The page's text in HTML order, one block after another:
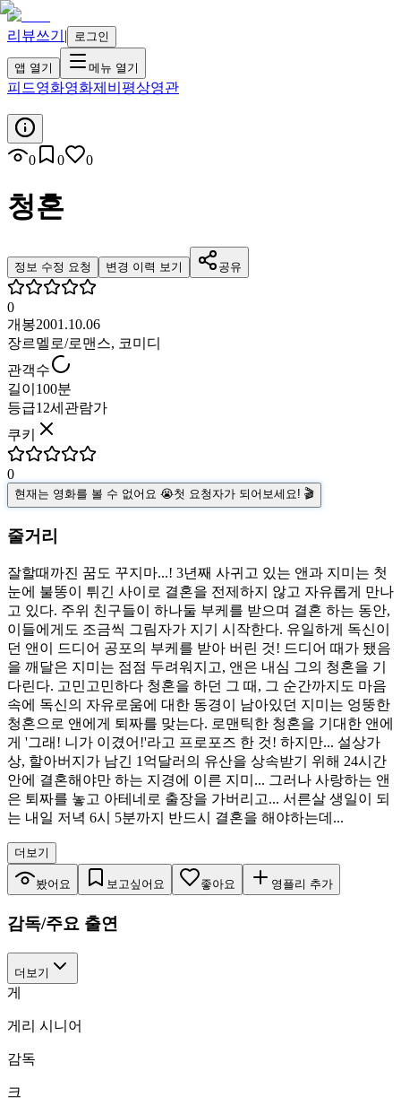
리뷰쓰기 | 로그인
앱 열기 메뉴 열기
피드영화영화제 비평상영관
0 0 0
청혼
정보 수정 요청 변경 이력 보기 공유
0
개봉2001.10.06
장르멜로/로맨스, 코미디
관객수
길이 100분
등급12세관람가
쿠키
0
현재는 영화를 볼 수 없어요 😭첫 요청자가 되어보세요! 🎬
줄거리
잘할때까진 꿈도 꾸지마...! 3년째 사귀고 있는 앤과 지미는 첫
눈에 불똥이 튀긴 사이로 결혼을 전제하지 않고 자유롭게 만나
고 있다. 주위 친구들이 하나둘 부케를 받으며 결혼 하는 동안,
이들에게도 조금씩 그림자가 지기 시작한다. 유일하게 독신이
던 앤이 드디어 공포의 부케를 받아 버린 것! 드디어 때가 됐음
을 깨달은 지미는 점점 두려워지고, 앤은 내심 그의 청혼을 기
다린다. 고민고민하다 청혼을 하던 그 때, 그 순간까지도 마음
속에 독신의 자유로움에 대한 동경이 남아있던 지미는 엉뚱한
청혼으로 앤에게 퇴짜를 맞는다. 로맨틱한 청혼을 기대한 앤에
게 '그래! 니가 이겼어!'라고 프로포즈 한 것! 하지만... 설상가
상, 할아버지가 남긴 1억달러의 유산을 상속받기 위해 24시간
안에 결혼해야만 하는 지경에 이른 지미... 그러나 사랑하는 앤
은 퇴짜를 놓고 아테네로 출장을 가버리고... 서른살 생일이 되
는 내일 저녁 6시 5분까지 반드시 결혼을 해야하는데...
더보기
봤어요 보고싶어요 좋아요 영플리 추가
감독/주요 출연
더보기
게
게리 시니어
감독
크